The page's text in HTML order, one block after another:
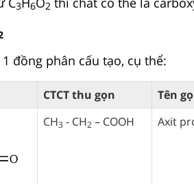
3 6 2
1 đồng phân cấu tạo, cụ thể:
CTCT thu gọn
Tên
CH3 - CH2 – COOH Axit